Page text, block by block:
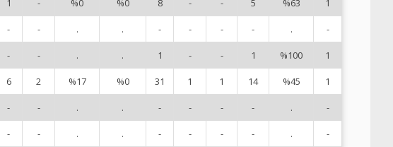
- - . . - - - - . -
- - . . 1 - - 1 %100 1
6 2 %17 %0 31 1 1 14 %45 1
- - . . - - - - . -
- - . . - - - - . -